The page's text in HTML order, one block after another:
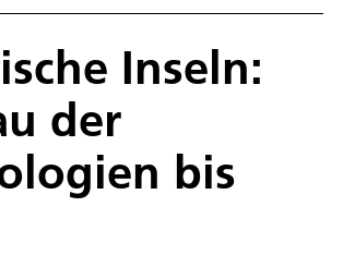
Inseln:
der
bis